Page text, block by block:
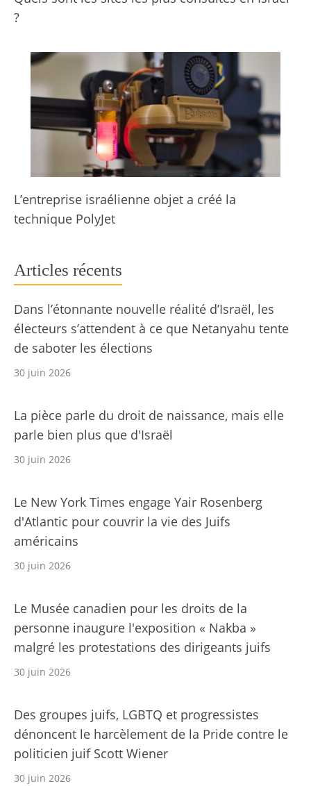
?
L’entreprise israélienne objet a créé la
technique PolyJet
Articles récents
Dans l’étonnante nouvelle réalité d’Israël, les
électeurs s’attendent à ce que Netanyahu tente
de saboter les élections
30 juin 2026
La pièce parle du droit de naissance, mais elle
parle bien plus que d'Israël
30 juin 2026
Le New York Times engage Yair Rosenberg
d'Atlantic pour couvrir la vie des Juifs
américains
30 juin 2026
Le Musée canadien pour les droits de la
personne inaugure l'exposition « Nakba »
malgré les protestations des dirigeants juifs
30 juin 2026
Des groupes juifs, LGBTQ et progressistes
dénoncent le harcèlement de la Pride contre le
politicien juif Scott Wiener
30 juin 2026